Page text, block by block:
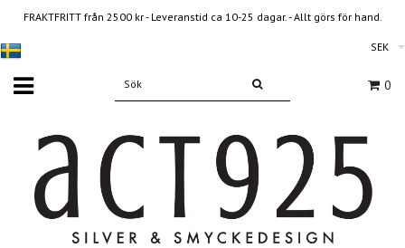
FRAKTFRITT från 2500 kr - Leveranstid ca 10-25 dagar. - Allt görs för hand.
SEK
0